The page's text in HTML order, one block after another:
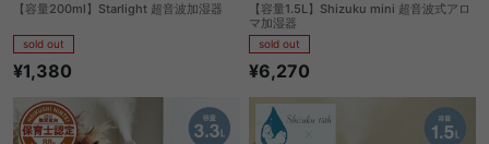
【容量200ml】Starlight 超音波加湿器
sold out
¥1,380
【容量1.5L】Shizuku mini 超音波式アロ
マ加湿器
sold out
¥6,270